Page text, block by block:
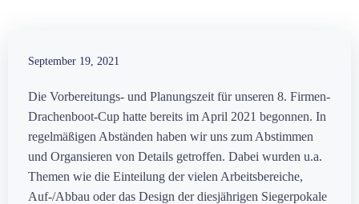
September 19, 2021
Die Vorbereitungs- und Planungszeit für unseren 8. Firmen-
Drachenboot-Cup hatte bereits im April 2021 begonnen. In
regelmäßigen Abständen haben wir uns zum Abstimmen
und Organsieren von Details getroffen. Dabei wurden u.a.
Themen wie die Einteilung der vielen Arbeitsbereiche,
Auf-/Abbau oder das Design der diesjährigen Siegerpokale